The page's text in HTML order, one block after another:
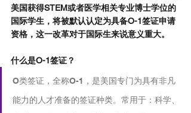
美国获得STEM或者医学相关专业博士学位的
国际学生，将被默认认定为具备O-1签证申请
资格，这一改革对于国际生来说意义重大。
什么是O-1签证？
O类签证，全称O-1，是美国专门为具有非凡
能力的人才准备的签证种类。常用于：科学、